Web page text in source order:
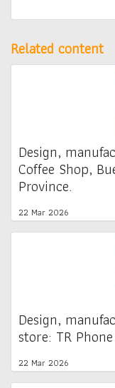
Related content
Design,
Coffee Shop,
Province.
22 Mar 2026
Design,
store: TR
22 Mar 2026